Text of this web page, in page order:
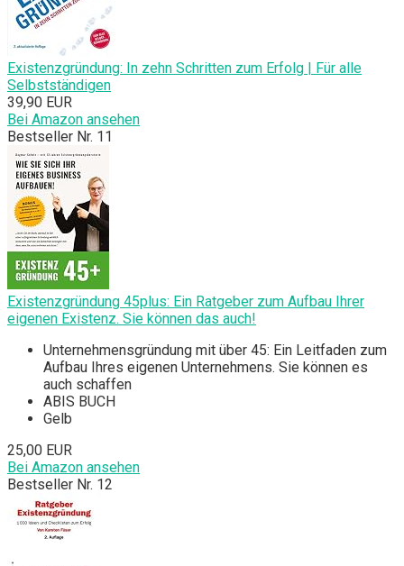
Existenzgründung: In zehn Schritten zum Erfolg | Für alle
Selbstständigen
39,90 EUR
Bei Amazon ansehen
Bestseller Nr. 11
Existenzgründung 45plus: Ein Ratgeber zum Aufbau Ihrer
eigenen Existenz. Sie können das auch!
Unternehmensgründung mit über 45: Ein Leitfaden zum
Aufbau Ihres eigenen Unternehmens. Sie können es
auch schaffen
ABIS BUCH
Gelb
25,00 EUR
Bei Amazon ansehen
Bestseller Nr. 12